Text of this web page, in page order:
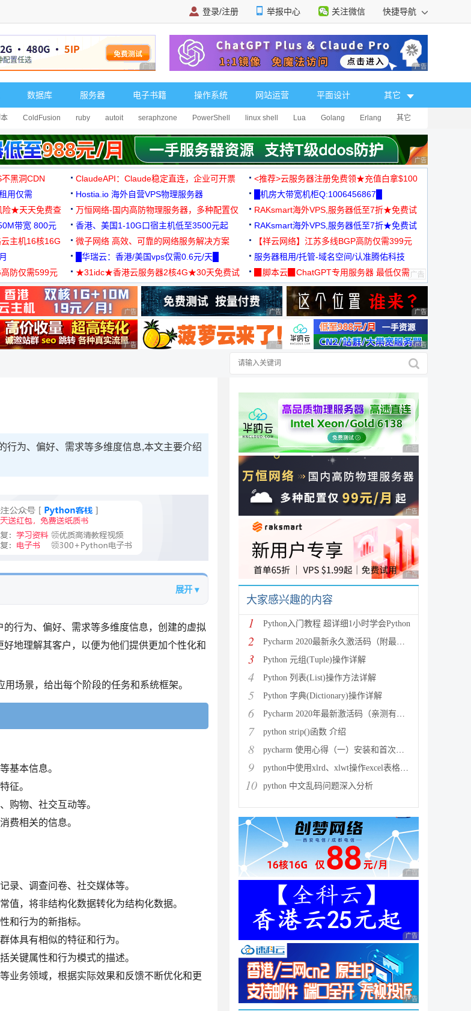
登录/注册 举报中心 关注微信 快捷导航
广告 商业广告，理性选择 广告 商业广告，理
数据库 服务器 电子书籍 操作系统 网站运营 平面设计 其它
ColdFusion ruby autoit seraphzone PowerShell linux shell Lua Golang Erlang 其它
广告 商业广告，理
黑洞CDN ClaudeAPI：Claude稳定直连，企业可开票
<推荐>云服务器注册免费领★充值白拿$100
用仅需
Hostia.io 海外自营VPS物理服务器
█机房大带宽机柜Q:1006456867█
险★天天免费查
万恒网络-国内高防物理服务器，多种配置仅
99元/月起
RAKsmart海外VPS,服务器低至7折★免费试
用★
带宽 800元 香港、美国1-10G口宿主机低至3500元起
RAKsmart海外VPS,服务器低至7折★免费试
用★
主机16核16G
微子网络 高效、可靠的网络服务解决方案
【祥云网络】江苏多线BGP高防仅需399元
█华瑞云：香港/美国vps仅需0.6元/天█
服务器租用/托管-域名空间/认准腾佑科技
防仅需599元
★31idc★香港云服务器2核4G★30天免费试
用◆
▉脚本云▉ChatGPT专用服务器 最低仅需
19元/月
广告，理性选择 广告 商业广告，理性选择 广告 商业广告，理性选择 广告 商业广告，理
广告，理性选择 广告 商业广告，理性选择 广告 商业广告，理性选择 广告 商业广告，理
行为、偏好、需求等多维度信息,本文主要介绍
展开 ▾
行为、偏好、需求等多维度信息，创建的虚拟
地理解其客户，以便为他们提供更加个性化和
场景，给出每个阶段的任务和系统框架。
基本信息。
征。
购物、社交互动等。
费相关的信息。
录、调查问卷、社交媒体等。
值，将非结构化数据转化为结构化数据。
和行为的新指标。
体具有相似的特征和行为。
关键属性和行为模式的描述。
业务领域，根据实际效果和反馈不断优化和更
广告 商业广告，理性
广告 商业广告，理性
广告 商业广告，理性
大家感兴趣的内容
1 Python入门教程 超详细1小时学会Python
2 Pycharm 2020最新永久激活码（附最新激活码和插件
3 Python 元组(Tuple)操作详解
4 Python 列表(List)操作方法详解
5 Python 字典(Dictionary)操作详解
6 Pycharm 2020年最新激活码（亲测有效）
7 python strip()函数 介绍
8 pycharm 使用心得（一）安装和首次使用
9 python中使用xlrd、xlwt操作excel表格详解
10 python 中文乱码问题深入分析
广告 商业广告，理性
广告 商业广告，理性
广告 商业广告，理性